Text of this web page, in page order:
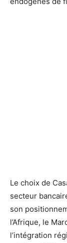
Le choix de
secteur
son
l’Afrique, le
l’intégration